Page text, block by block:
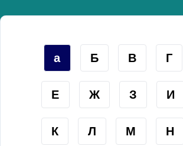
а Б В Г
Е Ж З И
К Л М Н